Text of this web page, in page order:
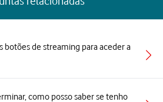
botões de streaming para aceder a
como posso saber se tenho